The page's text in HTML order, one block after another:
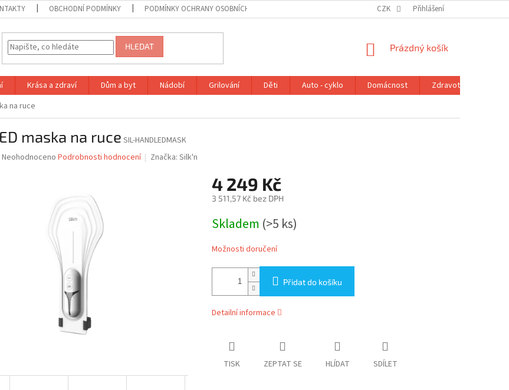
OBCHODNÍ PODMÍNKY PODMÍNKY OCHRANY OSOBNÍCH ÚDAJŮ VRÁCENÍ ZBOŽÍ V ZÁKONNÉ LHŮTĚ REKLAMAČNÍ ŘÁD
CZK Přihlášení
HLEDAT
NÁKUPNÍ
Prázdný košík
Krása a zdraví Dům a byt Nádobí Grilování Děti Auto - cyklo Domácnost
Zdravotní potřeby
na ruce
maska na ruce SIL-HANDLEDMASK
Průměrné
Neohodnoceno Podrobnosti hodnocení Značka:Silk'n
4 249 Kč
3 511,57 Kč bez DPH
cena:
Skladem (>5 ks)
Možnosti doručení
Přidat do košíku
Detailní informace
TISK ZEPTAT SE HLÍDAT SDÍLET